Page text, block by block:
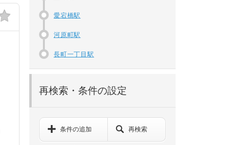
愛宕橋駅
河原町駅
長町一丁目駅
再検索・条件の設定
条件の追加 再検索